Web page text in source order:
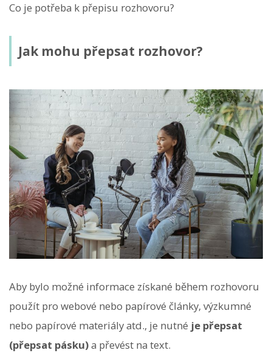
Co je potřeba k přepisu rozhovoru?
Jak mohu přepsat rozhovor?
Aby bylo možné informace získané během rozhovoru
použít pro webové nebo papírové články, výzkumné
nebo papírové materiály atd., je nutné je přepsat
(přepsat pásku)a převést na text.